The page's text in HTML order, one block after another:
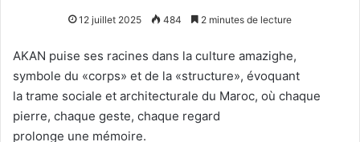
12 juillet 2025 484 2 minutes de lecture
AKAN puise ses racines dans la culture amazighe,
symbole du «corps» et de la «structure», évoquant
la trame sociale et architecturale du Maroc, où chaque
pierre, chaque geste, chaque regard
prolonge une mémoire.